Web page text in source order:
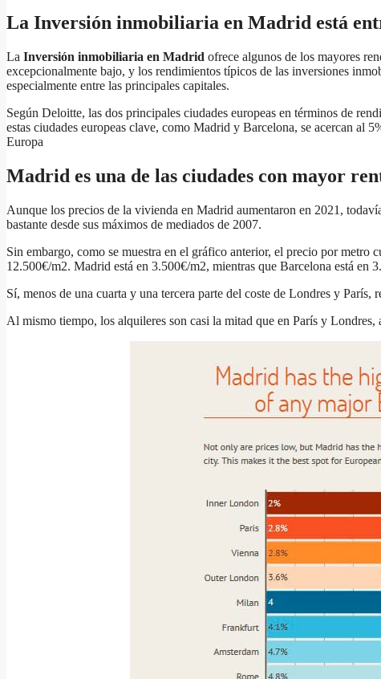
La Inversión inmobiliaria en Madrid está
La Inversión inmobiliaria en Madrid ofrece algunos de los mayores
excepcionalmente bajo, y los rendimientos típicos de las inversiones
especialmente entre las principales capitales.
Según Deloitte, las dos principales ciudades europeas en términos de
estas ciudades europeas clave, como Madrid y Barcelona, se acercan al
Europa
Madrid es una de las ciudades con mayor
Aunque los precios de la vivienda en Madrid aumentaron en 2021,
bastante desde sus máximos de mediados de 2007.
Sin embargo, como se muestra en el gráfico anterior, el precio por metro
12.500€/m2. Madrid está en 3.500€/m2, mientras que Barcelona está en
Sí, menos de una cuarta y una tercera parte del coste de Londres y París,
Al mismo tiempo, los alquileres son casi la mitad que en París y